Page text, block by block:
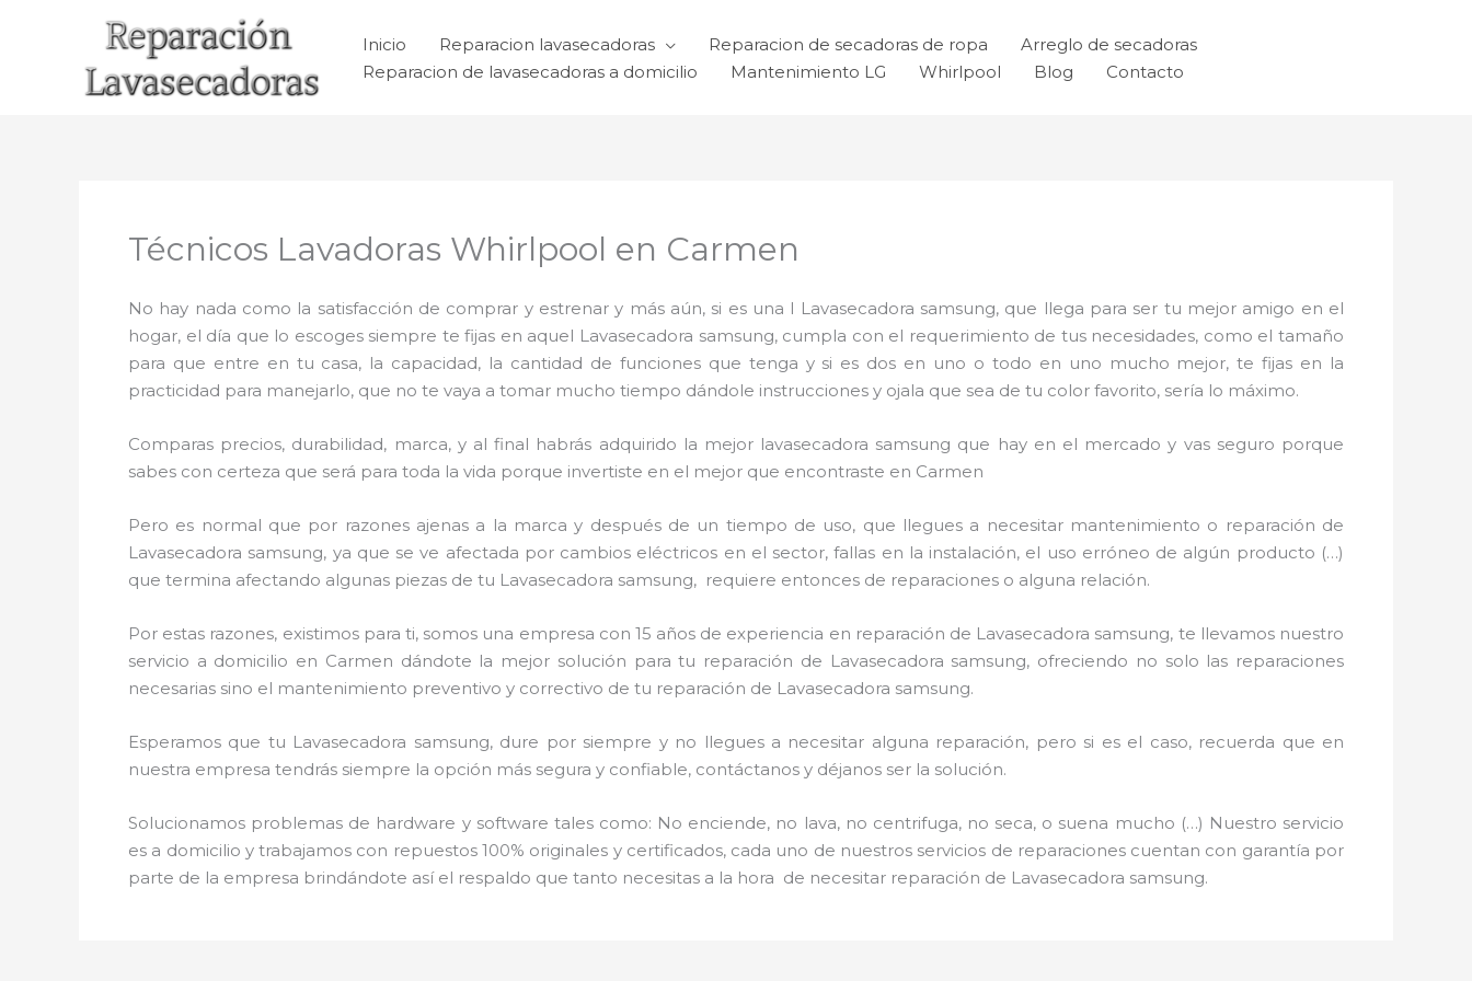
Inicio Reparacion lavasecadoras Reparacion de secadoras de ropa
Arreglo de secadoras
Reparacion de lavasecadoras a domicilio
Mantenimiento LG Whirlpool Blog Contacto
Técnicos Lavadoras Whirlpool en Carmen
No hay nada como la satisfacción de comprar y estrenar y más aún, si es una l Lavasecadora samsung, que llega para ser tu mejor amigo en el
hogar, el día que lo escoges siempre te fijas en aquel Lavasecadora samsung, cumpla con el requerimiento de tus necesidades, como el tamaño
para que entre en tu casa, la capacidad, la cantidad de funciones que tenga y si es dos en uno o todo en uno mucho mejor, te fijas en la
practicidad para manejarlo, que no te vaya a tomar mucho tiempo dándole instrucciones y ojala que sea de tu color favorito, sería lo máximo.
Comparas precios, durabilidad, marca, y al final habrás adquirido la mejor lavasecadora samsung que hay en el mercado y vas seguro porque
sabes con certeza que será para toda la vida porque invertiste en el mejor que encontraste en Carmen
Pero es normal que por razones ajenas a la marca y después de un tiempo de uso, que llegues a necesitar mantenimiento o reparación de
Lavasecadora samsung, ya que se ve afectada por cambios eléctricos en el sector, fallas en la instalación, el uso erróneo de algún producto (…)
que termina afectando algunas piezas de tu Lavasecadora samsung, requiere entonces de reparaciones o alguna relación.
Por estas razones, existimos para ti, somos una empresa con 15 años de experiencia en reparación de Lavasecadora samsung, te llevamos nuestro
servicio a domicilio en Carmen dándote la mejor solución para tu reparación de Lavasecadora samsung, ofreciendo no solo las reparaciones
necesarias sino el mantenimiento preventivo y correctivo de tu reparación de Lavasecadora samsung.
Esperamos que tu Lavasecadora samsung, dure por siempre y no llegues a necesitar alguna reparación, pero si es el caso, recuerda que en
nuestra empresa tendrás siempre la opción más segura y confiable, contáctanos y déjanos ser la solución.
Solucionamos problemas de hardware y software tales como: No enciende, no lava, no centrifuga, no seca, o suena mucho (…) Nuestro servicio
es a domicilio y trabajamos con repuestos 100% originales y certificados, cada uno de nuestros servicios de reparaciones cuentan con garantía por
parte de la empresa brindándote así el respaldo que tanto necesitas a la hora de necesitar reparación de Lavasecadora samsung.